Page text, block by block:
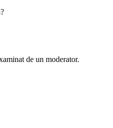
de un moderator.